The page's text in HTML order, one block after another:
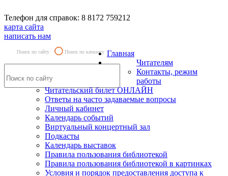
Телефон для справок: 8 8172 759212
карта сайта
написать нам
Поиск по сайту Поиск по каталогу Главная
Читателям
Контакты, режим
работы
Читательский билет ОНЛАЙН
Ответы на часто задаваемые вопросы
Личный кабинет
Календарь событий
Виртуальный концертный зал
Подкасты
Календарь выставок
Правила пользования библиотекой
Правила пользования библиотекой в картинках
Условия и порядок предоставления доступа к